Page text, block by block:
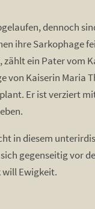
dennoch
ihre Sarkophage
zählt ein Pater vom
von Kaiserin Maria
Er ist verziert
in diesem
gegenseitig vor
will Ewigkeit.